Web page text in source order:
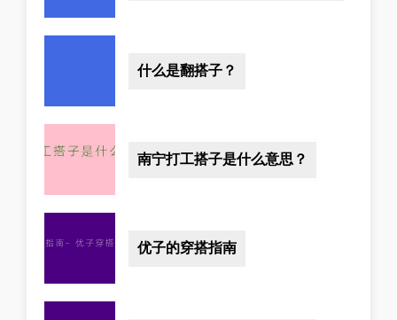
什么是翻搭子？
南宁打工搭子是什么意思？
优子的穿搭指南